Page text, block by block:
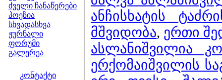
ძველი ჩანაწერები
პოეზია
სხვადასხვა
ჟურნალი
ფორუმი
გალერეა
კონტაქტი
ანჩისხატის
მშვიდობა,
ასლანიშვილია
ერქომაიშვილის